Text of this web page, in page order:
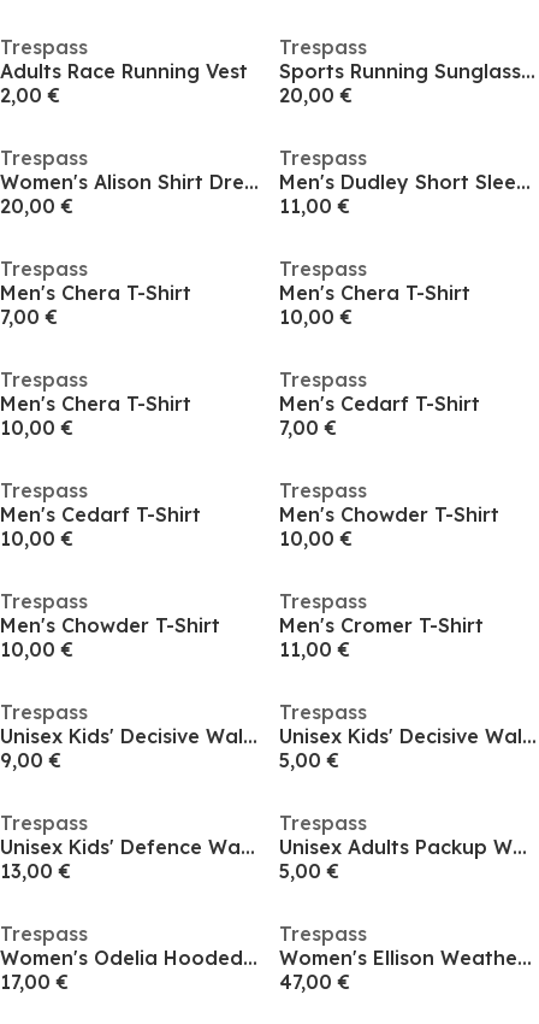
Trespass
Adults Race Running Vest
2,00 €
Trespass
Sports Running Sunglasses
20,00 €
Trespass
Women's Alison Shirt Dress
20,00 €
Trespass
Men's Dudley Short Sleeve Cycling Jersey
11,00 €
Trespass
Men's Chera T-Shirt
7,00 €
Trespass
Men's Chera T-Shirt
10,00 €
Trespass
Men's Chera T-Shirt
10,00 €
Trespass
Men's Cedarf T-Shirt
7,00 €
Trespass
Men's Cedarf T-Shirt
10,00 €
Trespass
Men's Chowder T-Shirt
10,00 €
Trespass
Men's Chowder T-Shirt
10,00 €
Trespass
Men's Cromer T-Shirt
11,00 €
Trespass
Unisex Kids' Decisive Walking Trousers
9,00 €
Trespass
Unisex Kids' Decisive Walking Trousers
5,00 €
Trespass
Unisex Kids' Defence Walking Trousers
13,00 €
Trespass
Unisex Adults Packup Waterproof Trousers
5,00 €
Trespass
Women's Odelia Hooded Full Zip Fleece
17,00 €
Trespass
Women's Ellison Weather-Resistant Tailored Fit Softshell Jacket
47,00 €